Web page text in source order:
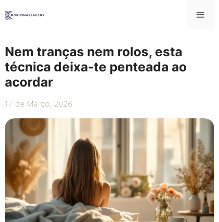
para
Nem tranças nem rolos, esta
técnica deixa-te penteada ao
acordar
17 de Março, 2026